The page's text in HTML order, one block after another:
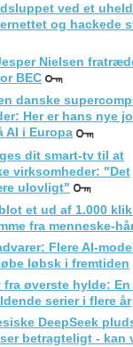
ved et
og hackede
Nielsen
BEC
danske
Her er hans nye
AI i Europa
dit smart-tv til at
virksomheder: "Det
ulovligt"
et ud af 1.000
fra menneske-
Flere AI-
løbsk i fremtiden
fra øverste hylde: En
serier i flere år
DeepSeek
betragteligt - kan